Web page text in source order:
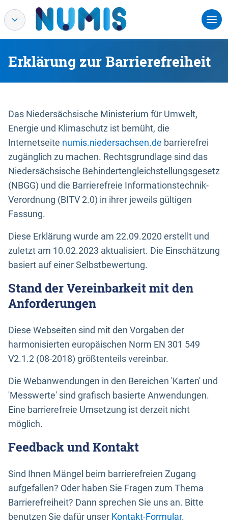
Erklärung zur Barrierefreiheit
Das Niedersächsische Ministerium für Umwelt,
Energie und Klimaschutz ist bemüht, die
Internetseite numis.niedersachsen.de barrierefrei
zugänglich zu machen. Rechtsgrundlage sind das
Niedersächsische Behindertengleichstellungsgesetz
(NBGG) und die Barrierefreie Informationstechnik-
Verordnung (BITV 2.0) in ihrer jeweils gültigen
Fassung.
Diese Erklärung wurde am 22.09.2020 erstellt und
zuletzt am 10.02.2023 aktualisiert. Die Einschätzung
basiert auf einer Selbstbewertung.
Stand der Vereinbarkeit mit den
Anforderungen
Diese Webseiten sind mit den Vorgaben der
harmonisierten europäischen Norm EN 301 549
V2.1.2 (08-2018) größtenteils vereinbar.
Die Webanwendungen in den Bereichen 'Karten' und
'Messwerte' sind grafisch basierte Anwendungen.
Eine barrierefreie Umsetzung ist derzeit nicht
möglich.
Feedback und Kontakt
Sind Ihnen Mängel beim barrierefreien Zugang
aufgefallen? Oder haben Sie Fragen zum Thema
Barrierefreiheit? Dann sprechen Sie uns an. Bitte
benutzen Sie dafür unser Kontakt-Formular.